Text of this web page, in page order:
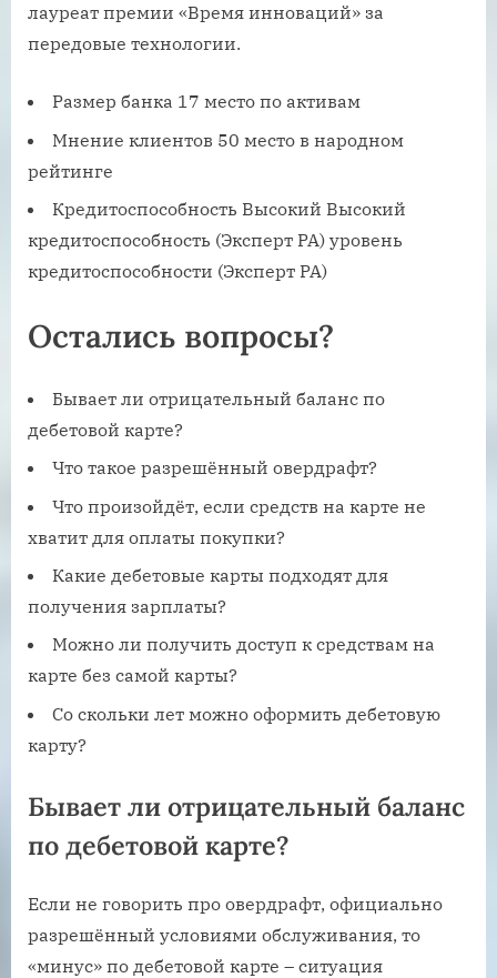
лауреат премии «Время инноваций» за
передовые технологии.
Размер банка 17 место по активам
Мнение клиентов 50 место в народном
рейтинге
Кредитоспособность Высокий Высокий
кредитоспособность (Эксперт РА) уровень
кредитоспособности (Эксперт РА)
Остались вопросы?
Бывает ли отрицательный баланс по
дебетовой карте?
Что такое разрешённый овердрафт?
Что произойдёт, если средств на карте не
хватит для оплаты покупки?
Какие дебетовые карты подходят для
получения зарплаты?
Можно ли получить доступ к средствам на
карте без самой карты?
Со скольки лет можно оформить дебетовую
карту?
Бывает ли отрицательный баланс
по дебетовой карте?
Если не говорить про овердрафт, официально
разрешённый условиями обслуживания, то
«минус» по дебетовой карте – ситуация